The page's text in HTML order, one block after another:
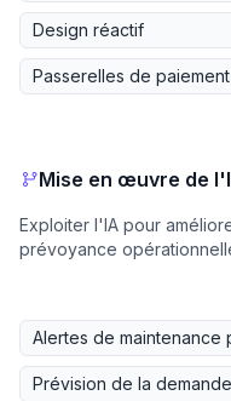
Design réactif
Passerelles de
Mise en œuvre de
Exploiter l'IA pour
prévoyance
Alertes de maintenance
Prévision de la